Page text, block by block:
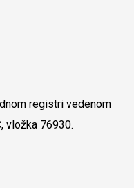
registri vedenom
vložka 76930.